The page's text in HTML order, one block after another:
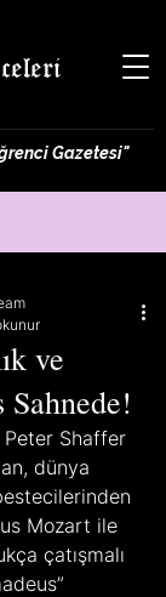
Gazetesi"
ve
Shaffer
dünya
Mozart ile
çatışmalı